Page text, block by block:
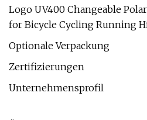
Optionale Verpackung
Zertifizierungen
Unternehmensprofil